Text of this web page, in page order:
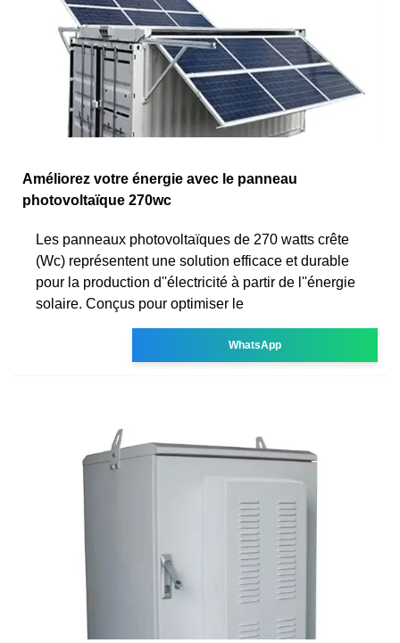
Améliorez votre énergie avec le panneau
photovoltaïque 270wc
Les panneaux photovoltaïques de 270 watts crête
(Wc) représentent une solution efficace et durable
pour la production d''électricité à partir de l''énergie
solaire. Conçus pour optimiser le
WhatsApp